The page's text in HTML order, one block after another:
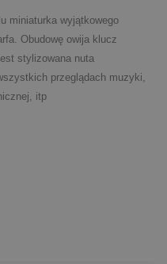
miniaturka wyjątkowego
Obudowę owija klucz
stylizowana nuta
przeglądach muzyki,
itp